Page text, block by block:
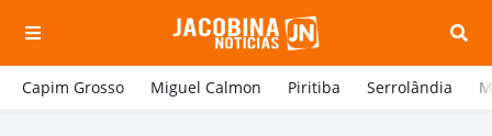
Capim Grosso Miguel Calmon Piritiba Serrolândia